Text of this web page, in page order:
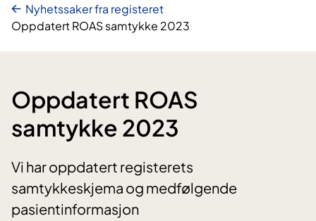
Nyhetssaker fra registeret
Oppdatert ROAS samtykke 2023
Oppdatert ROAS
samtykke 2023
Vi har oppdatert registerets
samtykkeskjema og medfølgende
pasientinformasjon